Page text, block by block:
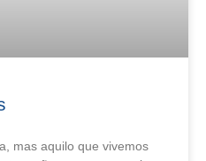
mas aquilo que vivemos